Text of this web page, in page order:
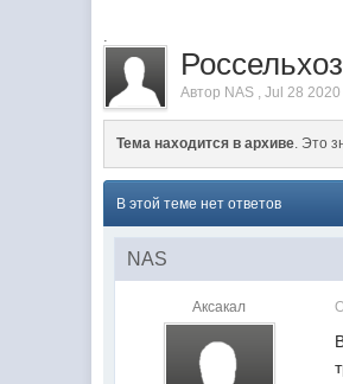
.
Автор NAS ,Jul 28 2020
Тема находится в архиве. Это
В этой теме нет ответов
NAS
Аксакал